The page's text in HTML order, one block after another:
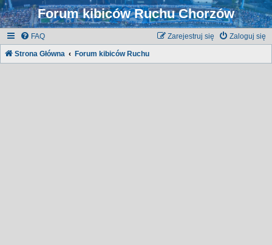
Forum kibiców Ruchu Chorzów
FAQ Zaloguj się
Zarejestruj się
Strona Główna Forum kibiców Ruchu